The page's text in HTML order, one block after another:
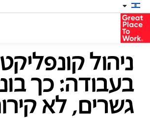
ניהול
בעבודה: כך
גשרים, לא